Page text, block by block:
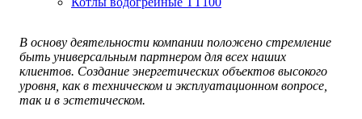
В основу деятельности компании положено стремление
быть универсальным партнером для всех наших
клиентов. Создание энергетических объектов высокого
уровня, как в техническом и эксплуатационном вопросе,
так и в эстетическом.